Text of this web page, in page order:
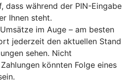
dass während der PIN-Eingabe
Ihnen steht.
im Auge – am besten
jederzeit den aktuellen Stand
sehen. Nicht
könnten Folge eines